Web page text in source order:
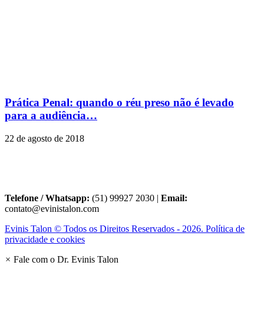
Prática Penal: quando o réu preso não é levado
para a audiência…
22 de agosto de 2018
Telefone / Whatsapp: (51) 99927 2030 | Email:
contato@evinistalon.com
Evinis Talon © Todos os Direitos Reservados - 2026. Política de
privacidade e cookies
× Fale com o Dr. Evinis Talon